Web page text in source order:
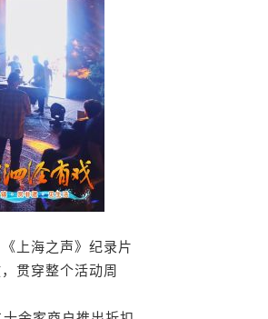
上海之声》纪录片
贯穿整个活动周